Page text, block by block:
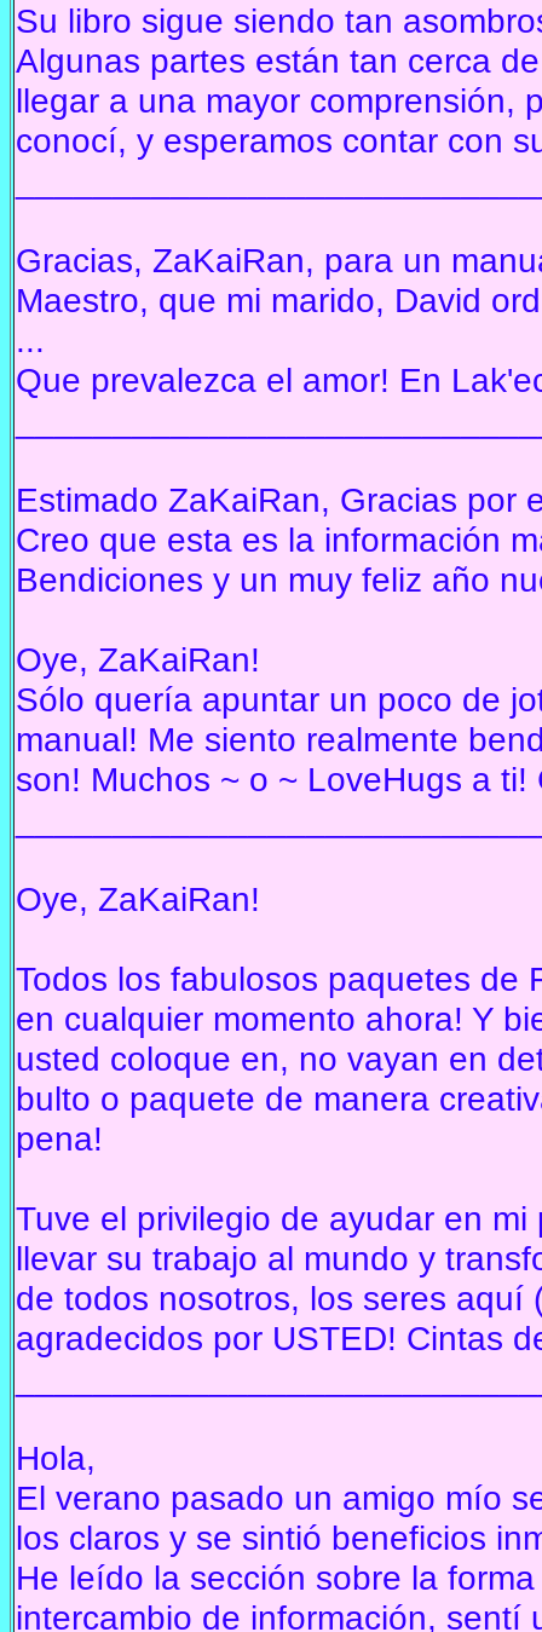
Su libro sigue siendo tan
Algunas partes están tan cerca
llegar a una mayor comprensión,
conocí, y esperamos contar con
Gracias, ZaKaiRan, para un
Maestro, que mi marido, David
...
Que prevalezca el amor! En
Estimado ZaKaiRan, Gracias por
Creo que esta es la información
Bendiciones y un muy feliz año
Oye, ZaKaiRan!
Sólo quería apuntar un poco de
manual! Me siento realmente
son! Muchos ~ o ~ LoveHugs a ti!
Oye, ZaKaiRan!
Todos los fabulosos paquetes de
en cualquier momento ahora! Y
usted coloque en, no vayan en
bulto o paquete de manera
pena!
Tuve el privilegio de ayudar en
llevar su trabajo al mundo y
de todos nosotros, los seres
agradecidos por USTED! Cintas
Hola,
El verano pasado un amigo mío
los claros y se sintió beneficios
He leído la sección sobre la
intercambio de información, sentí